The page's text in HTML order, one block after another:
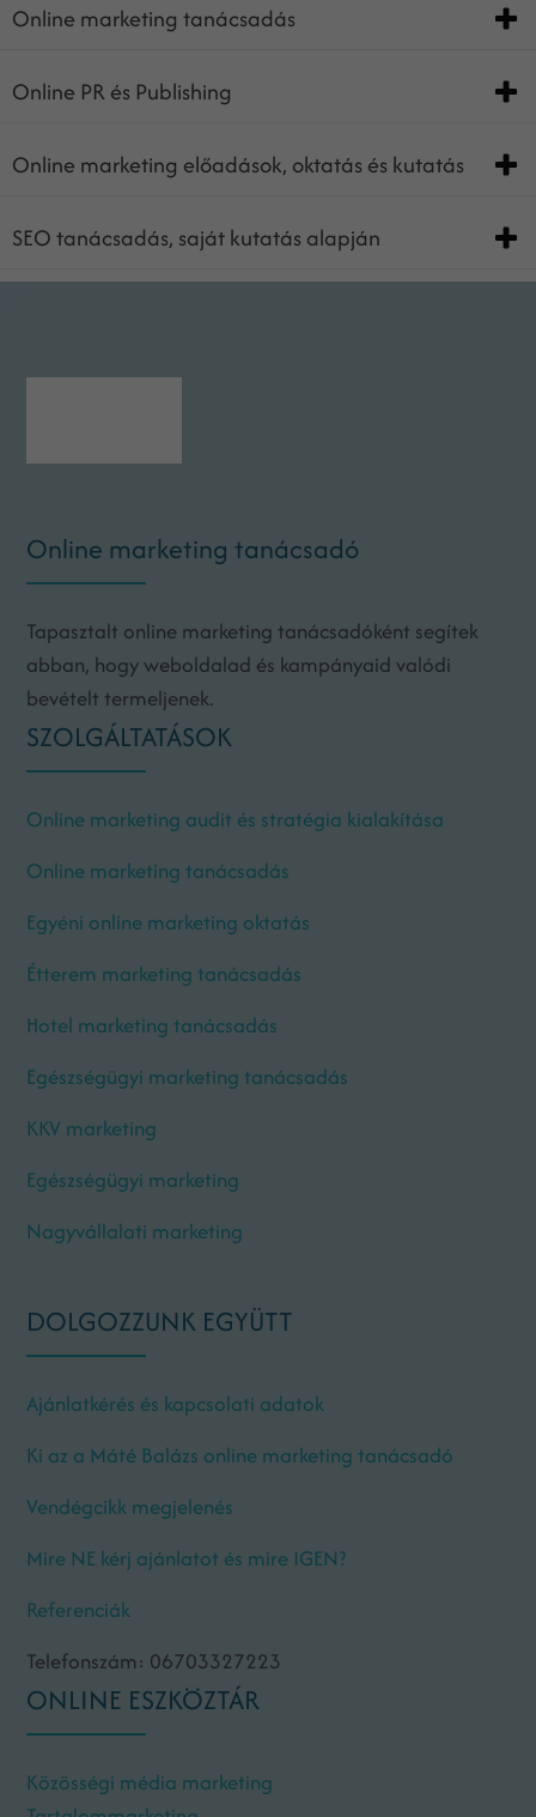
Online marketing tanácsadás
Online PR és Publishing
Online marketing előadások, oktatás és kutatás
SEO tanácsadás, saját kutatás alapján
Online marketing tanácsadó
Tapasztalt online marketing tanácsadóként segítek
abban, hogy weboldalad és kampányaid valódi
bevételt termeljenek.
SZOLGÁLTATÁSOK
Online marketing audit és stratégia kialakítása
Online marketing tanácsadás
Egyéni online marketing oktatás
Étterem marketing tanácsadás
Hotel marketing tanácsadás
Egészségügyi marketing tanácsadás
KKV marketing
Egészségügyi marketing
Nagyvállalati marketing
DOLGOZZUNK EGYÜTT
Ajánlatkérés és kapcsolati adatok
Ki az a Máté Balázs online marketing tanácsadó
Vendégcikk megjelenés
Mire NE kérj ajánlatot és mire IGEN?
Referenciák
Telefonszám: 06703327223
ONLINE ESZKÖZTÁR
Közösségi média marketing